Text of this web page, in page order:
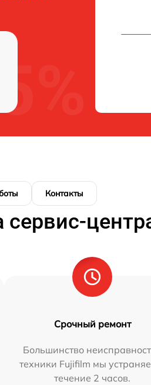
Контакты
Срочный ремонт
Большинство
техники Fujifilm мы
течение 2 часов.